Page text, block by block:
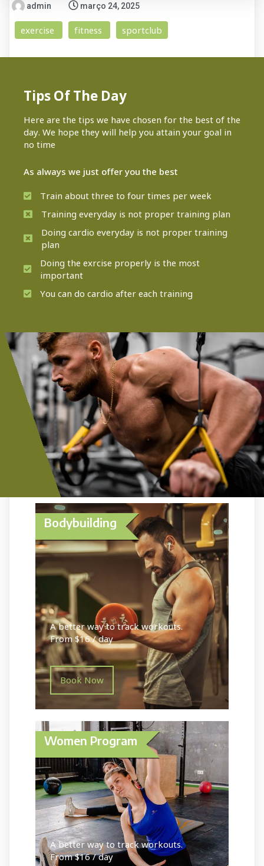
admin março 24, 2025
exercise fitness sportclub
Tips Of The Day
Here are the tips we have chosen for the best of the
day. We hope they will help you attain your goal in
no time
As always we just offer you the best
Train about three to four times per week
Training everyday is not proper training plan
Doing cardio everyday is not proper training
plan
Doing the exrcise properly is the most
important
You can do cardio after each training
Bodybuilding
A better way to track workouts.
From $16 / day
Book Now
Women Program
A better way to track workouts.
From $16 / day